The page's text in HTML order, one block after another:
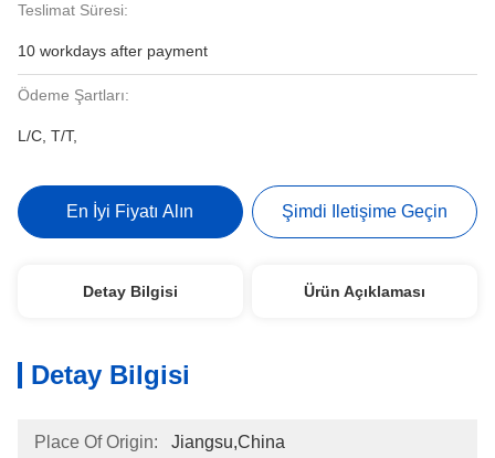
Teslimat Süresi:
10 workdays after payment
Ödeme Şartları:
L/C, T/T,
En İyi Fiyatı Alın Şimdi Iletişime Geçin
Detay Bilgisi Ürün Açıklaması
Detay Bilgisi
Place Of Origin: Jiangsu,China